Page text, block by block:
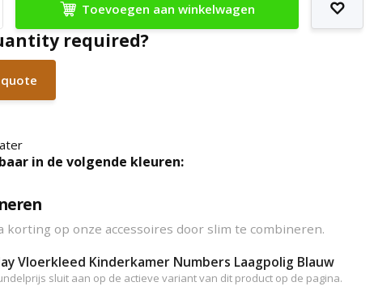
Toevoegen aan winkelwagen
required?
in de volgende kleuren:
korting op onze accessoires door slim te combineren.
Vloerkleed Kinderkamer Numbers Laagpolig Blauw
sluit aan op de actieve variant van dit product op de pagina.